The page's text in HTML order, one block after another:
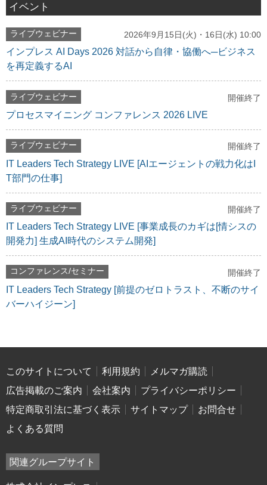
イベント
ライブウェビナー 2026年9月15日(火)・16日(水) 10:00
インプレス AI Days 2026 対話から自律・協働へ─ビジネス
を再定義するAI
ライブウェビナー 開催終了
プロセスマイニング コンファレンス 2026 LIVE
ライブウェビナー 開催終了
IT Leaders Tech Strategy LIVE [AIエージェントの戦力化はI
T部門の仕事]
ライブウェビナー 開催終了
IT Leaders Tech Strategy LIVE [事業成長のカギは[情シスの
開発力] 生成AI時代のシステム開発]
コンファレンス/セミナー 開催終了
IT Leaders Tech Strategy [前提のゼロトラスト、不断のサイ
バーハイジーン]
このサイトについて 利用規約
メルマガ購読
広告掲載のご案内
会社案内
プライバシーポリシー
特定商取引法に基づく表示
サイトマップ
お問合せ
よくある質問
関連グループサイト